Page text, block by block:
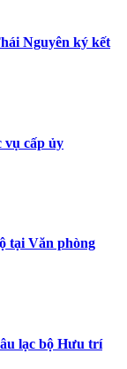
Nguyên ký kết
vụ cấp ủy
tại Văn phòng
lạc bộ Hưu trí